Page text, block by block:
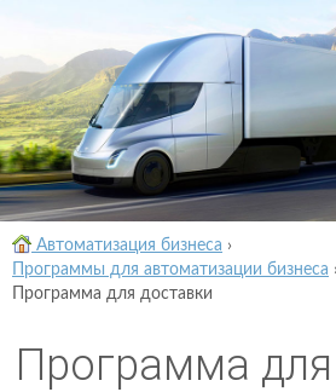
Автоматизация бизнеса ›
Программы для автоматизации бизнеса ›
Программа для доставки
Программа